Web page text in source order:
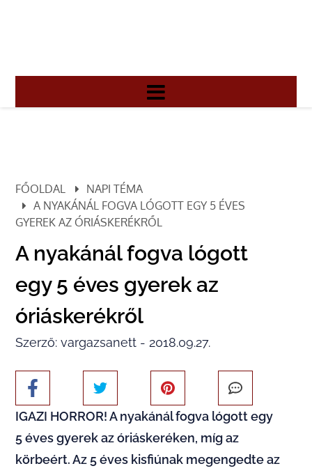
FŐOLDAL
NAPI TÉMA
A NYAKÁNÁL FOGVA LÓGOTT EGY 5 ÉVES
GYEREK AZ ÓRIÁSKERÉKRŐL
A nyakánál fogva lógott
egy 5 éves gyerek az
óriáskerékről
Szerző: vargazsanett - 2018.09.27.
IGAZI HORROR! A nyakánál fogva lógott egy
5 éves gyerek az óriáskeréken, míg az
körbeért. Az 5 éves kisfiúnak megengedte az